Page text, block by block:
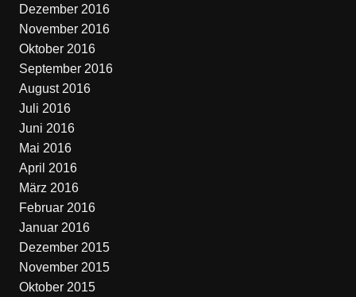
Dezember 2016
November 2016
Oktober 2016
September 2016
August 2016
Juli 2016
Juni 2016
Mai 2016
April 2016
März 2016
Februar 2016
Januar 2016
Dezember 2015
November 2015
Oktober 2015